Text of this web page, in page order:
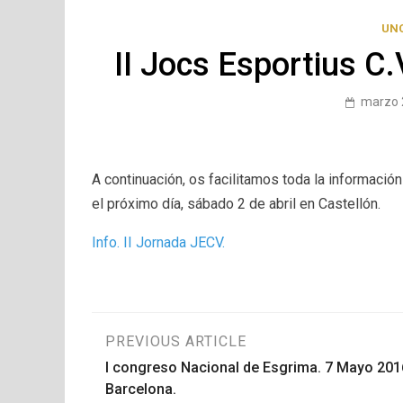
II Jocs Esportius
marzo
A continuación, os facilitamos toda la
el próximo día, sábado 2 de abril en Castellón.
Info. II Jornada JECV.
Navegación
de
PREVIOUS ARTICLE
I congreso Nacional de Esgrima. 7 Mayo
Barcelona.